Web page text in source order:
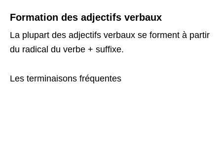
Formation des adjectifs verbaux
La plupart des adjectifs verbaux se forment à partir
du radical du verbe + suffixe.
Les terminaisons fréquentes